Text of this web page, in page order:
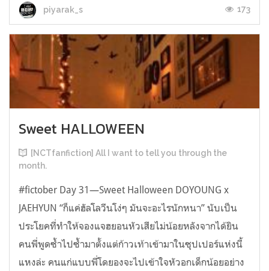
piyarak_s 173
Sweet HALLOWEEN
[NCTfanfiction] All I want to tell you through the
month.
#fictober Day 31—Sweet Halloween DOYOUNG x
JAEHYUN “ก็แค่ฮัลโลวีนโง่ๆ มันจะอะไรนักหนา” นับเป็น
ประโยคที่ทำให้จองแจฮยอนหัวเสียไม่น้อยหลังจากได้ยิน
คนพี่พูดซ้ำไปซ้ำมาตั้งแต่ก้าวเท้าเข้ามาในซุปเปอร์แห่งนี้
แหงล่ะ คนแก่แบบพี่โดยองจะไปเข้าใจหัวอกเด็กน้อยอย่าง